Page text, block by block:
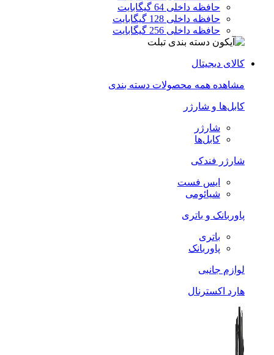
حافظه داخلی 64 گیگابایت
حافظه داخلی 128 گیگابایت
حافظه داخلی 256 گیگابایت
کالای دیجیتال
مشاهده همه محصولات دسته بندی
کابل‌ها و شارژر
شارژر
کابل‌ها
شارژر فندکی
ایس فست
شیائومی
پاوربانک و باتری
باتری
پاوربانک
لوازم جانبی
هارد اکسترنال